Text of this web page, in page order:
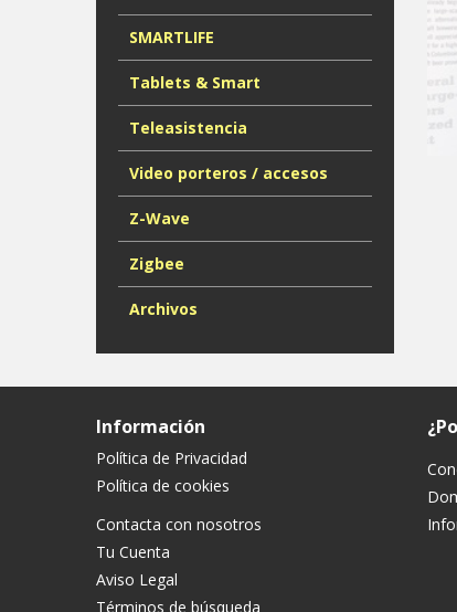
SMARTLIFE
Tablets & Smart
Teleasistencia
Video porteros / accesos
Z-Wave
Zigbee
Archivos
Información
Política de Privacidad
Política de cookies
Contacta con nosotros
Tu Cuenta
Aviso Legal
Términos de búsqueda